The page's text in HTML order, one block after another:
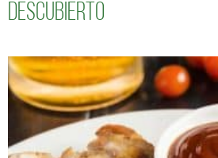
descubierto